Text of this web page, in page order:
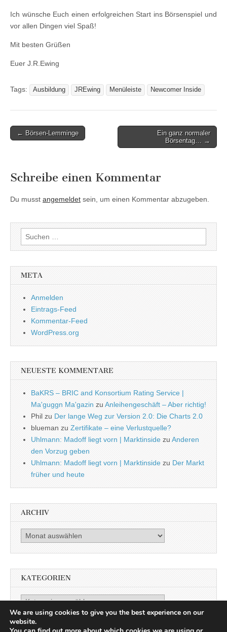
Ich wünsche Euch einen erfolgreichen Start ins Börsenspiel und
vor allen Dingen viel Spaß!
Mit besten Grüßen
Euer J.R.Ewing
Tags: Ausbildung JREwing Menüleiste Newcomer Inside
Post← Börsen-Lemminge
Ein ganz normaler
Börsentag… →
Schreibe einen Kommentar
Du musst angemeldet sein, um einen Kommentar abzugeben.
Suchen
nach:
META
Anmelden
Eintrags-Feed
Kommentar-Feed
WordPress.org
NEUESTE KOMMENTARE
BaKRS – BRIC and Konsortium Rating Service |
Ma'guggn Ma'gazin zu Anleihengeschäft – Aber richtig!
Phil zu Der lange Weg zur Version 2.0: Die Charts 2.0
blueman zu Zertifikate – eine Verlustquelle?
Uhlmann: Madoff liegt vorn | Marktinside zu Anderen
den Vorzug geben
Uhlmann: Madoff liegt vorn | Marktinside zu Der Markt
früher und heute
ARCHIV
Archiv
KATEGORIEN
Kategorien
We are using cookies to give you the best experience on our
website.